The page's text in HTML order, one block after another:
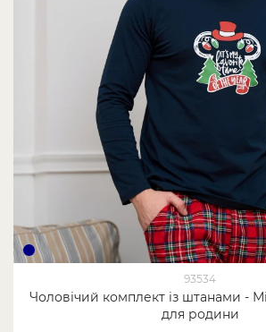
93534
Чоловічий комплект із штанами -
для родини